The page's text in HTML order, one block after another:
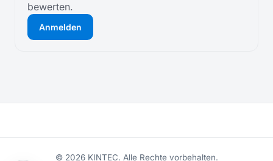
bewerten.
Anmelden
© 2026 KINTEC. Alle Rechte vorbehalten.